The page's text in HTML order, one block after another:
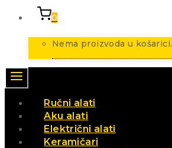
0
Nema proizvoda u košarici.
Ručni alati
Aku alati
Električni alati
Keramičari